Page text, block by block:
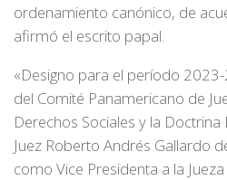
ordenamiento canónico, de
afirmó el escrito papal.
«Designo para el período
del Comité Panamericano de
Derechos Sociales y la Doctrina
Juez Roberto Andrés Gallardo
como Vice Presidenta a la